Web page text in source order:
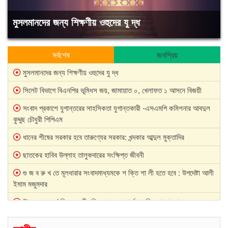
মুসলমানদের জন্য শিক্ষণীয় ওহুদের যু দ্ধ
সর্বশেষ জনপ্রিয়
মুসলমানদের জন্য শিক্ষণীয় ওহুদের যু দ্ধ
সিলেট বিভাগে বিএনপির ভূমিধস জয়, জামায়াত ০, খেলাফত ১ আসনে বিজয়ী
সংবাদ প্রকাশে যুগান্তরের সাহসিকতা যুগান্তকারী -এসএমপি কমিশনার আবদুল
কুদ্দুছ চৌধুরী পিপিএম
ধানের শীষের সরকার হবে তারুণ্যের সরকার: খন্দকার আব্দুল মুক্তাদির
ছাতকের হাবিব উল্লাহ তালুকদারের সংক্ষিপ্ত জীবনী
গু জ ব রু খ তে মূলধারার সংবাদমাধ্যমকে শ ক্তি শা লী হতে হবে : উপদেষ্টা আলী
ইমাম মজুমদার
‘টপ এমপ্লয়ার’ হিসেবে স্বীকৃতি পেয়েছে লাফার্জহোলসিম বাংলাদেশ
তারেক রহমানের সিলেট আগমন উপলক্ষে ১৯ নং ওয়ার্ড বিএনপির প্রচার মিছিল